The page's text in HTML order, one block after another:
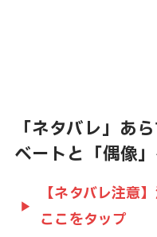
「ネタバレ」あ
ベートと「偶像
【ネタバレ注意
ここをタップ